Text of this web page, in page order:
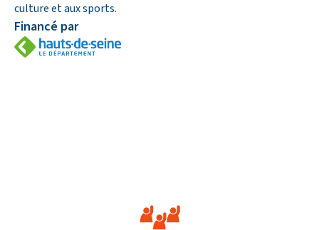
culture et aux sports.
Financé par
Caractéristiques de